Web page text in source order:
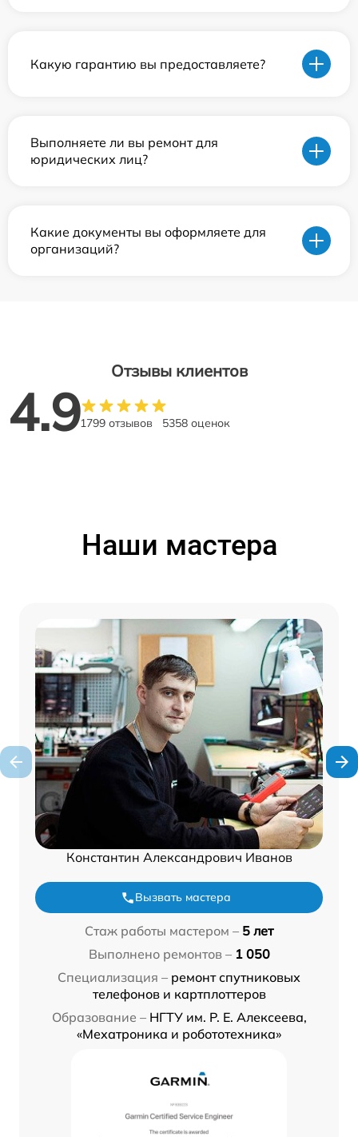
Какую гарантию вы предоставляете?
Выполняете ли вы ремонт для
юридических лиц?
Какие документы вы оформляете для
организаций?
Отзывы клиентов
4.91799 отзывов 5358 оценок
Наши мастера
Константин Александрович Иванов
Вызвать мастера
Стаж работы мастером – 5 лет
Выполнено ремонтов – 1 050
Специализация – ремонт спутниковых
телефонов и картплоттеров
Образование – НГТУ им. Р. Е. Алексеева,
«Мехатроника и робототехника»